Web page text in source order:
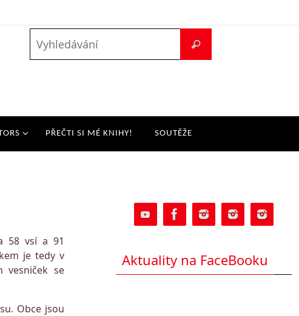
PŘEČTI SI MÉ KNIHY! SOUTĚŽE
58 vsí a 91
je tedy v
vesniček se
Obce jsou
Aktuality na FaceBooku